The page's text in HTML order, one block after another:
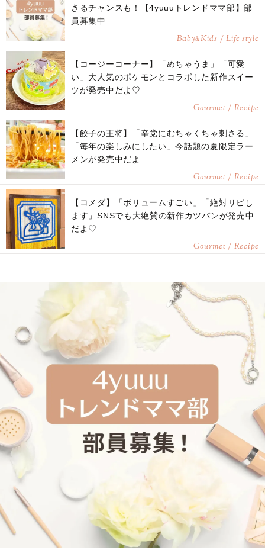
きるチャンスも！【4yuuuトレンドママ部】部
員募集中
Baby&Kids / Life style
【コージーコーナー】「めちゃうま」「可愛
い」大人気のポケモンとコラボした新作スイー
ツが発売中だよ♡
Gourmet / Recipe
【餃子の王将】「辛党にむちゃくちゃ刺さる」
「毎年の楽しみにしたい」今話題の夏限定ラー
メンが発売中だよ
Gourmet / Recipe
【コメダ】「ボリュームすごい」「絶対リピし
ます」SNSでも大絶賛の新作カツパンが発売中
だよ♡
Gourmet / Recipe